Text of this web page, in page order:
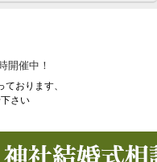
開催中！
おります、
さい